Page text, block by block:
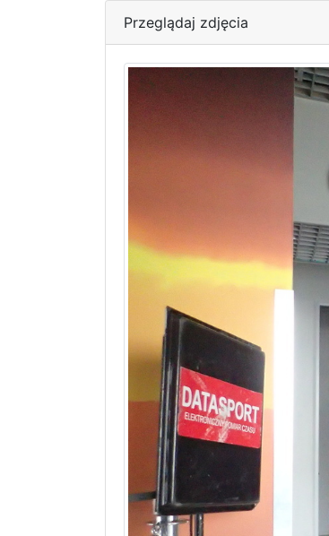
Przeglądaj zdjęcia